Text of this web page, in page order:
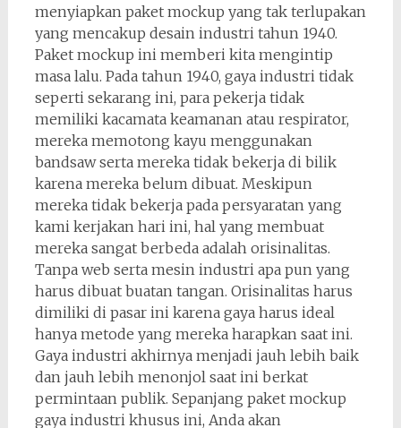
menyiapkan paket mockup yang tak terlupakan
yang mencakup desain industri tahun 1940.
Paket mockup ini memberi kita mengintip
masa lalu. Pada tahun 1940, gaya industri tidak
seperti sekarang ini, para pekerja tidak
memiliki kacamata keamanan atau respirator,
mereka memotong kayu menggunakan
bandsaw serta mereka tidak bekerja di bilik
karena mereka belum dibuat. Meskipun
mereka tidak bekerja pada persyaratan yang
kami kerjakan hari ini, hal yang membuat
mereka sangat berbeda adalah orisinalitas.
Tanpa web serta mesin industri apa pun yang
harus dibuat buatan tangan. Orisinalitas harus
dimiliki di pasar ini karena gaya harus ideal
hanya metode yang mereka harapkan saat ini.
Gaya industri akhirnya menjadi jauh lebih baik
dan jauh lebih menonjol saat ini berkat
permintaan publik. Sepanjang paket mockup
gaya industri khusus ini, Anda akan